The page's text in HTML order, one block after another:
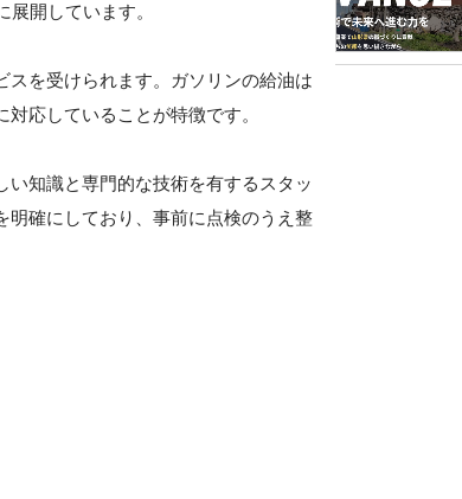
開しています。
を受けられます。ガソリンの給油は
応していることが特徴です。
知識と専門的な技術を有するスタッ
明確にしており、事前に点検のうえ整